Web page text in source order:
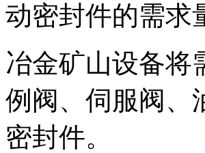
动密封件的需求
冶金矿山设备将
例阀、伺服阀、
密封件。